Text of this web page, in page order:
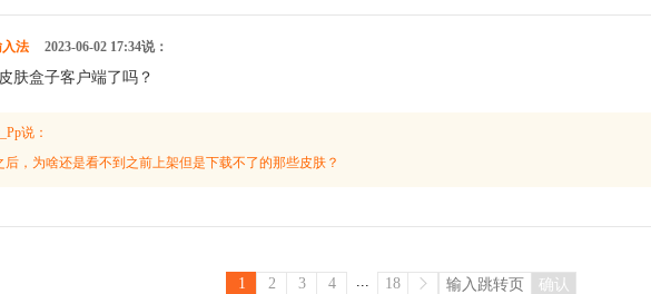
法 2023-06-02 17:34说：
肤盒子客户端了吗？
说：
后，为啥还是看不到之前上架但是下载不了的那些皮肤？
1 2 3 4 ... 18 确认